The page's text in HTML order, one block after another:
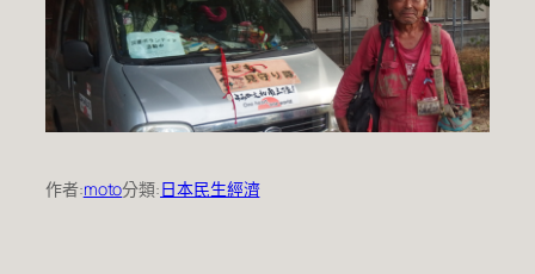
作者:moto分類:日本民生經濟